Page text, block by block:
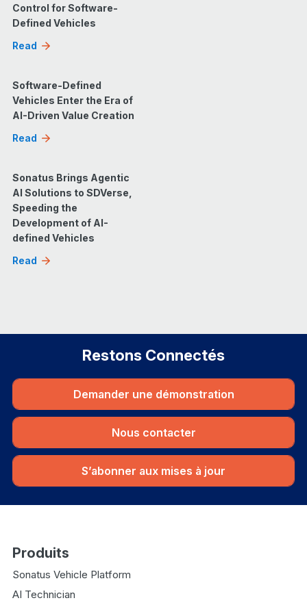
Control for Software-
Defined Vehicles
Read
Software-Defined
Vehicles Enter the Era of
AI-Driven Value Creation
Read
Sonatus Brings Agentic
AI Solutions to SDVerse,
Speeding the
Development of AI-
defined Vehicles
Read
Restons Connectés
Demander une démonstration
Nous contacter
S’abonner aux mises à jour
Produits
Sonatus Vehicle Platform
AI Technician